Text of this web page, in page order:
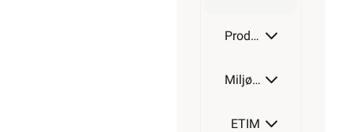
Produktdetaljer
Miljøparametere
ETIM